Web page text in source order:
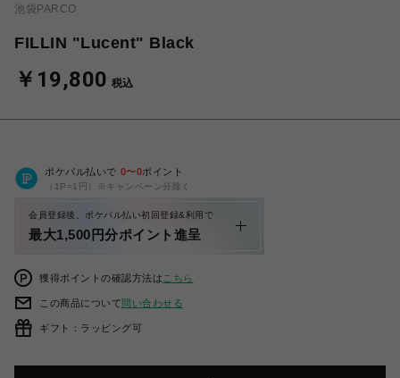
池袋PARCO
FILLIN "Lucent" Black
￥19,800 税込
ポケパル払いで 0〜0ポイント
（1P=1円）※キャンペーン分除く
会員登録後、ポケパル払い初回登録&利用で
最大1,500円分ポイント進呈
獲得ポイントの確認方法は こちら
この商品について問い合わせる
ギフト：ラッピング可